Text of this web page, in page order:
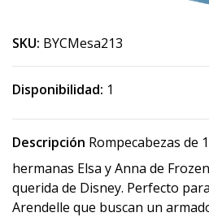
SKU: BYCMesa213
Disponibilidad: 1
Descripción Rompecabezas de
hermanas Elsa y Anna de
querida de Disney. Perfecto
Arendelle que buscan un